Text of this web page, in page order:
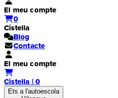
El meu compte
0
Cistella
Blog
Contacte
El meu compte
Cistella | 0
Ets a l'autoescola